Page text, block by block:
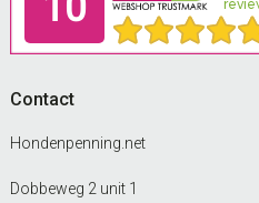
Contact
Hondenpenning.net
Dobbeweg 2 unit 1